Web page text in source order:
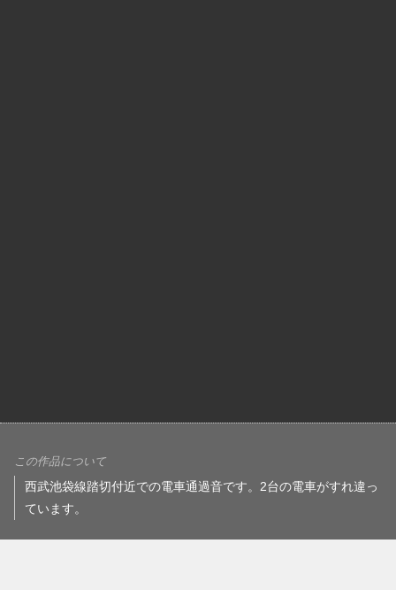
この作品について
西武池袋線踏切付近での電車通過音です。2台の電車がすれ違っ
ています。